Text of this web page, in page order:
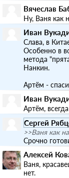
Вячеслав
Ну, Ваня как
Иван
Слава, в
Особенно в
метода
Нанкин.
Артём -
Иван
Артём,
Сергей
>>Ваня как
Срочно
Алексей
Ваня,
нет.